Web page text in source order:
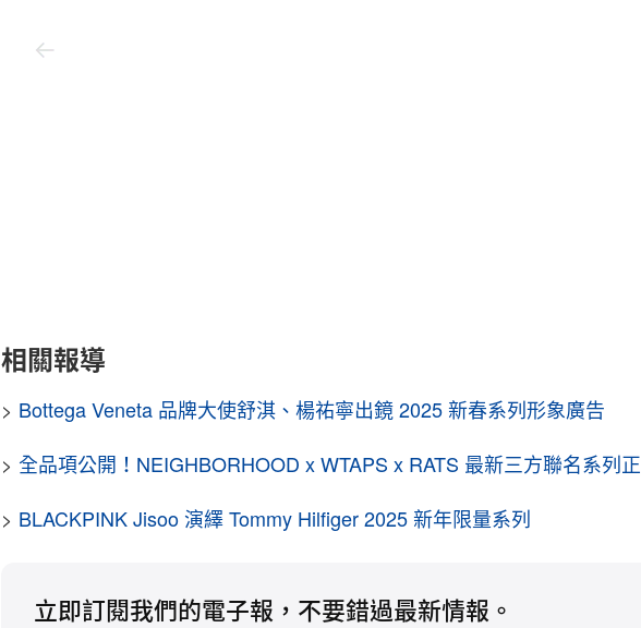
相關報導
> Bottega Veneta 品牌大使舒淇、楊祐寧出鏡 2025 新春系列形象廣告
> 全品項公開！NEIGHBORHOOD x WTAPS x RATS 最新三方聯名系列
> BLACKPINK Jisoo 演繹 Tommy Hilfiger 2025 新年限量系列
立即訂閱我們的電子報，不要錯過最新情報。